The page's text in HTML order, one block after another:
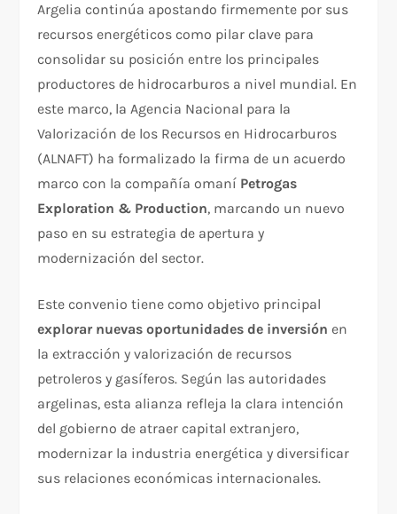
Argelia continúa apostando firmemente por sus
recursos energéticos como pilar clave para
consolidar su posición entre los principales
productores de hidrocarburos a nivel mundial. En
este marco, la Agencia Nacional para la
Valorización de los Recursos en Hidrocarburos
(ALNAFT) ha formalizado la firma de un acuerdo
marco con la compañía omaní Petrogas
Exploration & Production, marcando un nuevo
paso en su estrategia de apertura y
modernización del sector.
Este convenio tiene como objetivo principal
explorar nuevas oportunidades de inversión en
la extracción y valorización de recursos
petroleros y gasíferos. Según las autoridades
argelinas, esta alianza refleja la clara intención
del gobierno de atraer capital extranjero,
modernizar la industria energética y diversificar
sus relaciones económicas internacionales.